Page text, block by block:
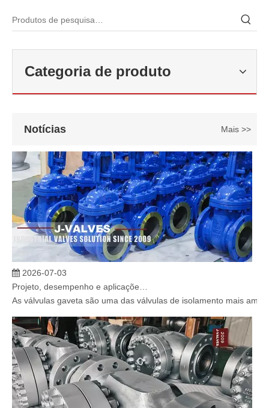
Categoria de produto
Notícias Mais >>
2026-06-22
Como selecionar a válvula esférica de alta pressão e alta temperatura F321? Guia de estrutura de válvula de esfera de alta temperatura classe 600 de 6'
J-VALVES fabrica válvula de esfera de alta temperatura em aço
2026-07-03
As válvulas gaveta são uma das válvulas de isolamento mais